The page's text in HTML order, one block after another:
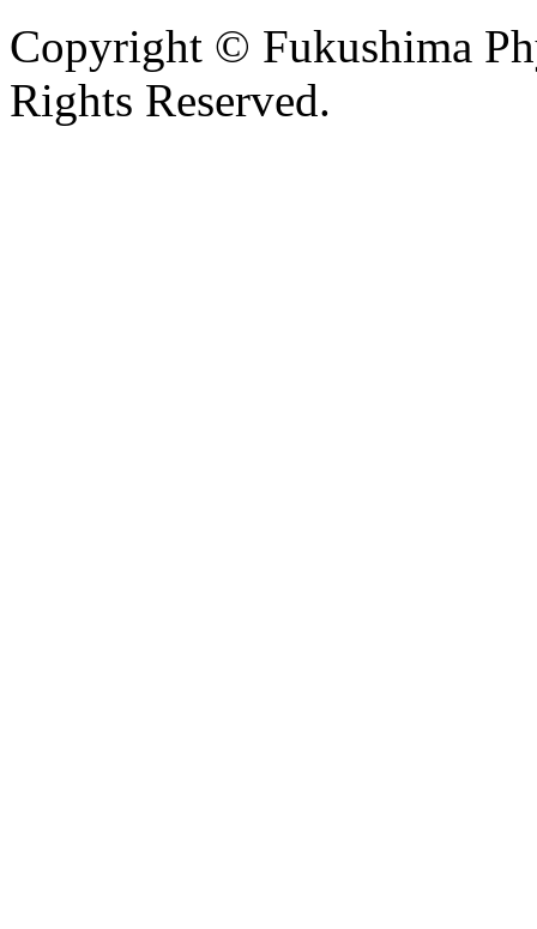
Copyright © Fukushima
Rights Reserved.